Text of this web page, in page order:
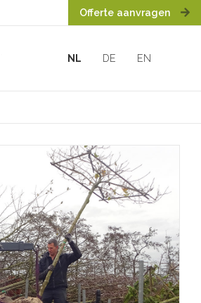
Offerte aanvragen
NL DE EN